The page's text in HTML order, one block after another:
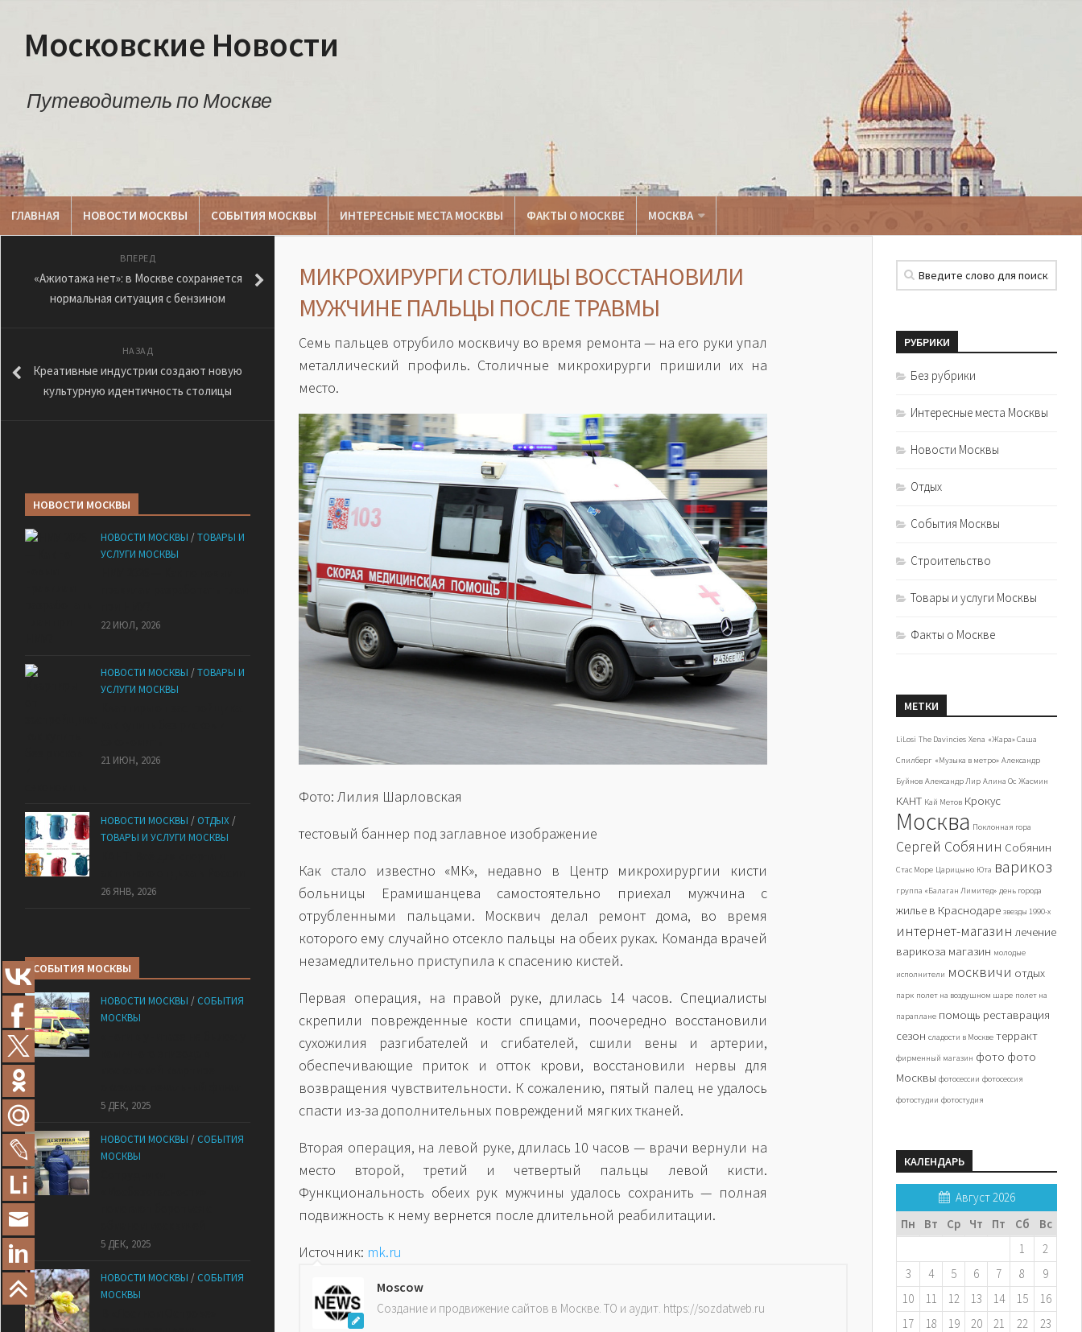
Московские Новости
Путеводитель по Москве
ГЛАВНАЯ НОВОСТИ МОСКВЫ СОБЫТИЯ МОСКВЫ ИНТЕРЕСНЫЕ МЕСТА МОСКВЫ ФАКТЫ О МОСКВЕ МОСКВА
МИКРОХИРУРГИ СТОЛИЦЫ ВОССТАНОВИЛИ
МУЖЧИНЕ ПАЛЬЦЫ ПОСЛЕ ТРАВМЫ
Семь пальцев отрубило москвичу во время ремонта — на его руки упал
металлический профиль. Столичные микрохирурги пришили их на
место.
Фото: Лилия Шарловская
тестовый баннер под заглавное изображение
Как стало известно «МК», недавно в Центр микрохирургии кисти
больницы Ерамишанцева самостоятельно приехал мужчина с
отрубленными пальцами. Москвич делал ремонт дома, во время
которого ему случайно отсекло пальцы на обеих руках. Команда врачей
незамедлительно приступила к спасению кистей.
Первая операция, на правой руке, длилась 14 часов. Специалисты
скрепили поврежденные кости спицами, поочередно восстановили
сухожилия разгибателей и сгибателей, сшили вены и артерии,
обеспечивающие приток и отток крови, восстановили нервы для
возвращения чувствительности. К сожалению, пятый палец не удалось
спасти из-за дополнительных повреждений мягких тканей.
Вторая операция, на левой руке, длилась 10 часов — врачи вернули на
место второй, третий и четвертый пальцы левой кисти.
Функциональность обеих рук мужчины удалось сохранить — полная
подвижность к нему вернется после длительной реабилитации.
Источник: mk.ru
Moscow
Создание и продвижение сайтов в Москве. ТО и аудит. https://sozdatweb.ru
ВПЕРЕД
«Ажиотажа нет»: в Москве сохраняется
нормальная ситуация с бензином
НАЗАД
Креативные индустрии создают новую
культурную идентичность столицы
НОВОСТИ МОСКВЫ
НОВОСТИ МОСКВЫ /ТОВАРЫ И
УСЛУГИ МОСКВЫ
22 ИЮЛ, 2026
НОВОСТИ МОСКВЫ /ТОВАРЫ И
УСЛУГИ МОСКВЫ
21 ИЮН, 2026
НОВОСТИ МОСКВЫ / ОТДЫХ /
ТОВАРЫ И УСЛУГИ МОСКВЫ
26 ЯНВ, 2026
СОБЫТИЯ МОСКВЫ
НОВОСТИ МОСКВЫ / СОБЫТИЯ
МОСКВЫ
5 ДЕК, 2025
НОВОСТИ МОСКВЫ / СОБЫТИЯ
МОСКВЫ
5 ДЕК, 2025
НОВОСТИ МОСКВЫ / СОБЫТИЯ
МОСКВЫ
РУБРИКИ
Без рубрики
Интересные места Москвы
Новости Москвы
Отдых
События Москвы
Строительство
Товары и услуги Москвы
Факты о Москве
МЕТКИ
LiLosi The Davincies Xena «Жара» Саша
Спилберг «Музыка в метро» Александр
Буйнов Александр Лир Алина Ос Жасмин
КАНТ Кай Метов Крокус
Москва Поклонная гора
Сергей Собянин Собянин
Стас Море Царицыно Юта варикоз
группа «Балаган Лимитед» день города
жилье в Краснодаре звезды 1990-х
интернет-магазин лечение
варикоза магазин молодые
исполнители москвичи отдых
парк полет на воздушном шаре полет на
параплане помощь реставрация
сезон сладости в Москве терракт
фирменный магазин фото фото
Москвы фотосессии фотосессия
фотостудии фотостудия
КАЛЕНДАРЬ
Август 2026
Пн
Вт Ср Чт Пт Сб Вс
1
2
3
4 5 6 7 8
9
10
11 12 13 14 15
16
17
18 19 20 21 22
23